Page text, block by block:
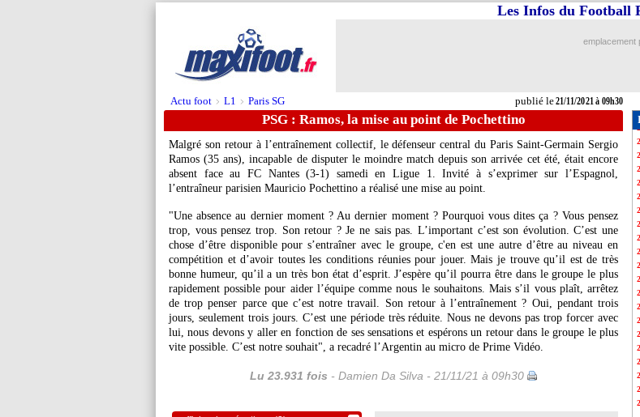
Actu foot > L1 > Paris SG publié le21/11/2021 à 09h30
Les Infos du Football
emplacement
PSG : Ramos, la mise au point de Pochettino
Malgré son retour à l’entraînement collectif, le défenseur central du Paris Saint-Germain Sergio
Ramos (35 ans), incapable de disputer le moindre match depuis son arrivée cet été, était encore
absent face au FC Nantes (3-1) samedi en Ligue 1. Invité à s’exprimer sur l’Espagnol,
l’entraîneur parisien Mauricio Pochettino a réalisé une mise au point.
"Une absence au dernier moment ? Au dernier moment ? Pourquoi vous dites ça ? Vous pensez
trop, vous pensez trop. Son retour ? Je ne sais pas. L’important c’est son évolution. C’est une
chose d’être disponible pour s’entraîner avec le groupe, c'en est une autre d’être au niveau en
compétition et d’avoir toutes les conditions réunies pour jouer. Mais je trouve qu’il est de très
bonne humeur, qu’il a un très bon état d’esprit. J’espère qu’il pourra être dans le groupe le plus
rapidement possible pour aider l’équipe comme nous le souhaitons. Mais s’il vous plaît, arrêtez
de trop penser parce que c’est notre travail. Son retour à l’entraînement ? Oui, pendant trois
jours, seulement trois jours. C’est une période très réduite. Nous ne devons pas trop forcer avec
lui, nous devons y aller en fonction de ses sensations et espérons un retour dans le groupe le plus
vite possible. C’est notre souhait", a recadré l’Argentin au micro de Prime Vidéo.
Lu 23.931 fois - Damien Da Silva - 21/11/21 à 09h30